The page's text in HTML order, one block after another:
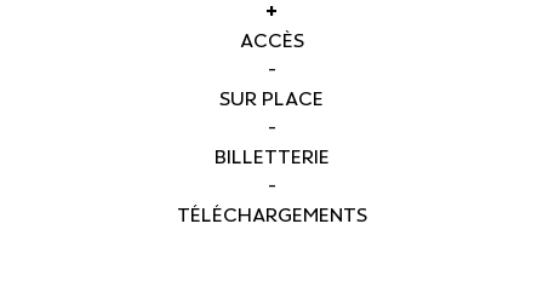
+
ACCÈS
-
SUR PLACE
-
BILLETTERIE
-
TÉLÉCHARGEMENTS